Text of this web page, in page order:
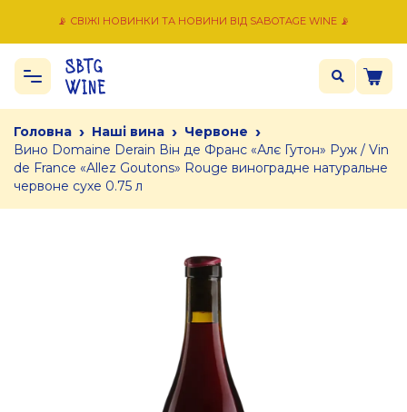
📡 СВІЖІ НОВИНКИ ТА НОВИНИ ВІД SABOTAGE WINE 📡
Головна › Наші вина › Червоне ›
Вино Domaine Derain Він де Франс «Алє Гутон» Руж / Vin
de France «Allez Goutons» Rouge виноградне натуральне
червоне сухе 0.75 л